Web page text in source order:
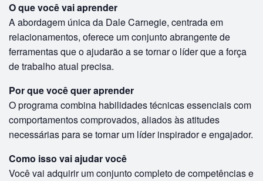
O que você vai aprender
A abordagem única da Dale Carnegie, centrada em
relacionamentos, oferece um conjunto abrangente de
ferramentas que o ajudarão a se tornar o líder que a força
de trabalho atual precisa.
Por que você quer aprender
O programa combina habilidades técnicas essenciais com
comportamentos comprovados, aliados às atitudes
necessárias para se tornar um líder inspirador e engajador.
Como isso vai ajudar você
Você vai adquirir um conjunto completo de competências e